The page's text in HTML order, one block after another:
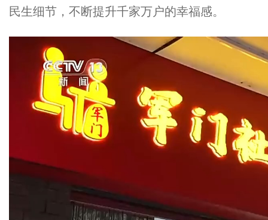
民生细节，不断提升千家万户的幸福感。